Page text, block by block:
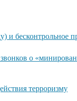
и бесконтрольное
о
терроризму